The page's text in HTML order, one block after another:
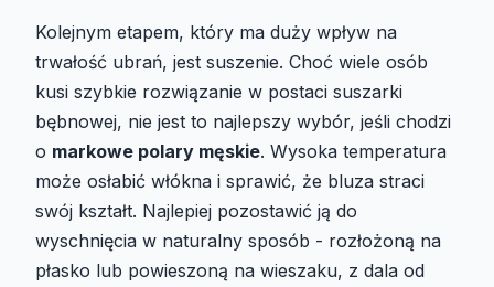
Kolejnym etapem, który ma duży wpływ na
trwałość ubrań, jest suszenie. Choć wiele osób
kusi szybkie rozwiązanie w postaci suszarki
bębnowej, nie jest to najlepszy wybór, jeśli chodzi
o markowe polary męskie. Wysoka temperatura
może osłabić włókna i sprawić, że bluza straci
swój kształt. Najlepiej pozostawić ją do
wyschnięcia w naturalny sposób - rozłożoną na
płasko lub powieszoną na wieszaku, z dala od